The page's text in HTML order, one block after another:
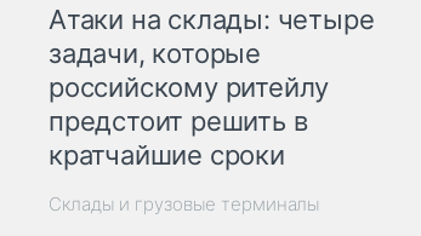
Атаки на склады: четыре
задачи, которые
российскому ритейлу
предстоит решить в
кратчайшие сроки
Склады и грузовые терминалы